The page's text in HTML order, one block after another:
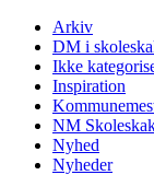
Arkiv
DM i
Ikke
Inspiration
NM
Nyhed
Nyheder